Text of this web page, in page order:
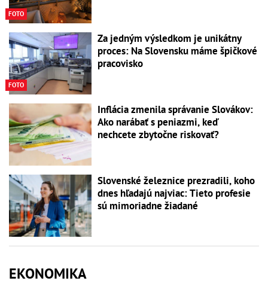
FOTO
FOTO
Za jedným výsledkom je unikátny
proces: Na Slovensku máme špičkové
pracovisko
Inflácia zmenila správanie Slovákov:
Ako narábať s peniazmi, keď
nechcete zbytočne riskovať?
Slovenské železnice prezradili, koho
dnes hľadajú najviac: Tieto profesie
sú mimoriadne žiadané
EKONOMIKA